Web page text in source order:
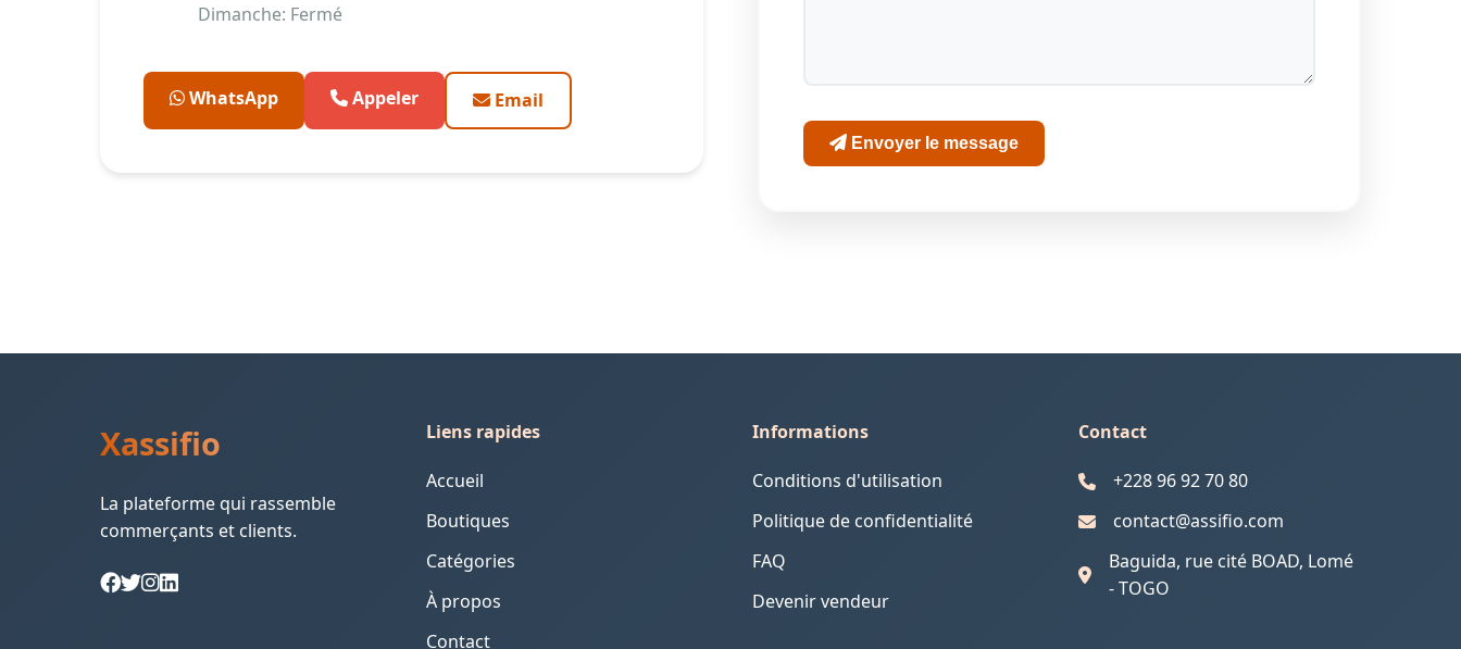
Dimanche: Fermé
WhatsApp Appeler Email
Envoyer le message
Xassifio
La plateforme qui rassemble
commerçants et clients.
Liens rapides
Accueil
Boutiques
Catégories
À propos
Contact
Informations
Conditions d'utilisation
Politique de confidentialité
FAQ
Devenir vendeur
Contact
+228 96 92 70 80
contact@assifio.com
Baguida, rue cité BOAD, Lomé
- TOGO